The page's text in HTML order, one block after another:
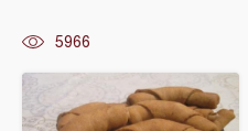
5966